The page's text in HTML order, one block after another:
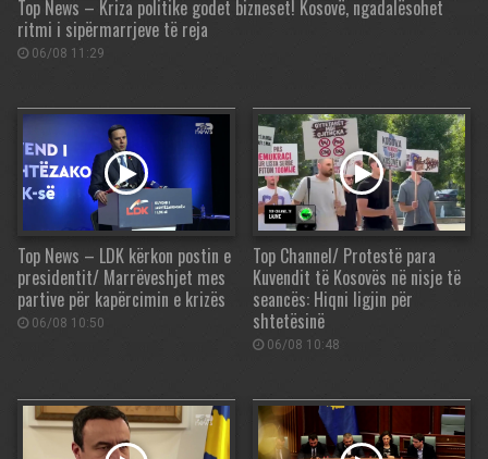
Top News – Kriza politike godet bizneset! Kosovë, ngadalësohet
ritmi i sipërmarrjeve të reja
06/08 11:29
Top News – LDK kërkon postin e
presidentit/ Marrëveshjet mes
partive për kapërcimin e krizës
06/08 10:50
Top Channel/ Protestë para
Kuvendit të Kosovës në nisje të
seancës: Hiqni ligjin për
shtetësinë
06/08 10:48